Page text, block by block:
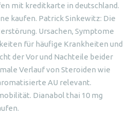
mit kreditkarte in deutschland.
kaufen. Patrick Sinkewitz: Die
Ursachen, Symptome
für häufige Krankheiten und
der Vor und Nachteile beider
Verlauf von Steroiden wie
AU relevant.
Dianabol thai 10 mg